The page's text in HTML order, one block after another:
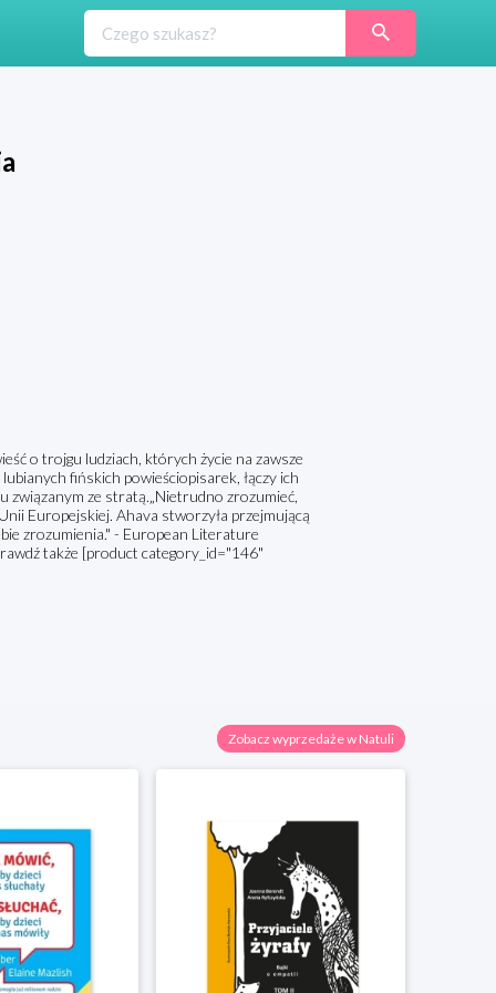
o trojgu ludziach, których życie na zawsze
fińskich powieściopisarek, łączy ich
związanym ze stratą.„Nietrudno zrozumieć,
Europejskiej. Ahava stworzyła przejmującą
zrozumienia." - European Literature
także [product category_id="146"
Zobacz wyprzedaże w Natuli